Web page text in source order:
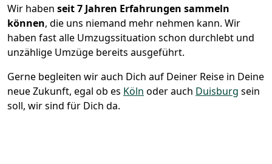
Wir haben seit7 Jahren Erfahrungen sammeln
können, die uns niemand mehr nehmen kann. Wir
haben fast alle Umzugssituation schon durchlebt und
unzählige Umzüge bereits ausgeführt.
Gerne begleiten wir auch Dich auf Deiner Reise in Deine
neue Zukunft, egal ob es Köln oder auch Duisburg sein
soll, wir sind für Dich da.